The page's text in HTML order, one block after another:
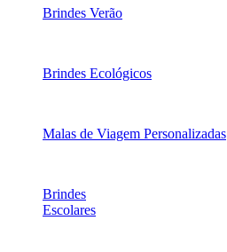
Brindes Verão
Brindes Ecológicos
Malas de Viagem Personalizadas
Brindes
Escolares